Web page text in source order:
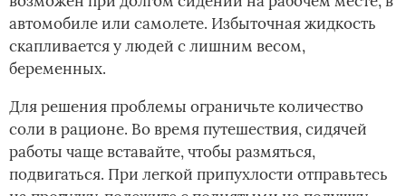
автомобиле или самолете. Избыточная жидкость
скапливается у людей с лишним весом,
беременных.
Для решения проблемы ограничьте количество
соли в рационе. Во время путешествия, сидячей
работы чаще вставайте, чтобы размяться,
подвигаться. При легкой припухлости отправьтесь